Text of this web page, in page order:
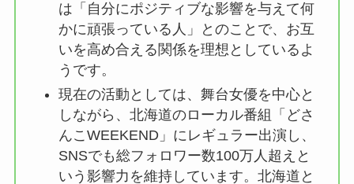
は「自分にポジティブな影響を与えて何
かに頑張っている人」とのことで、お互
いを高め合える関係を理想としているよ
うです。
現在の活動としては、舞台女優を中心と
しながら、北海道のローカル番組「どさ
んこWEEKEND」にレギュラー出演し、
SNSでも総フォロワー数100万人超えと
いう影響力を維持しています。北海道と